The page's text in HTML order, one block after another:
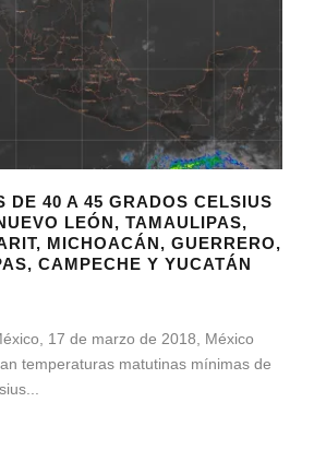
DE 40 A 45 GRADOS CELSIUS
LEÓN, TAMAULIPAS,
MICHOACÁN, GUERRERO,
CAMPECHE Y YUCATÁN
17 de marzo de 2018, México
temperaturas matutinas mínimas de